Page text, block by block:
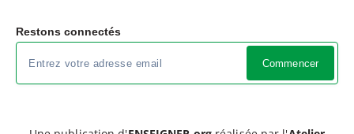
Restons connectés
Commencer